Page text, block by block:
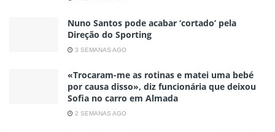
Nuno Santos pode acabar ‘cortado’ pela
Direção do Sporting
3 SEMANAS AGO
«Trocaram-me as rotinas e matei uma bebé
por causa disso», diz funcionária que deixou
Sofia no carro em Almada
2 SEMANAS AGO